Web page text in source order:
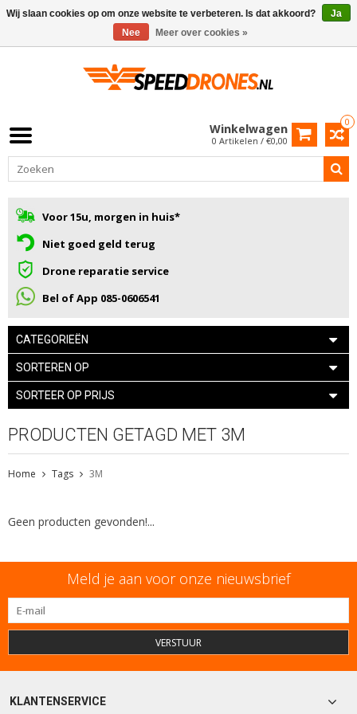
0
Winkelwagen
0 Artikelen / €0,00
Voor 15u, morgen in huis*
Niet goed geld terug
Drone reparatie service
Bel of App 085-0606541
CATEGORIEËN
SORTEREN OP
SORTEER OP PRIJS
PRODUCTEN GETAGD MET 3M
Home Tags 3M
Geen producten gevonden!...
Meld je aan voor onze nieuwsbrief
VERSTUUR
KLANTENSERVICE
Wij slaan cookies op om onze website te verbeteren. Is dat akkoord?
Ja
Nee
Meer over cookies »